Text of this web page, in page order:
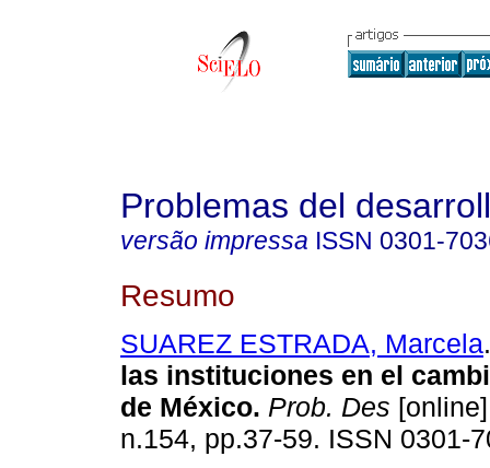
Problemas del
versão impressa ISSN 0301-
Resumo
SUAREZ ESTRADA, Marcela.
las instituciones en el
de México. Prob. Des
n.154, pp.37-59. ISSN 0301-